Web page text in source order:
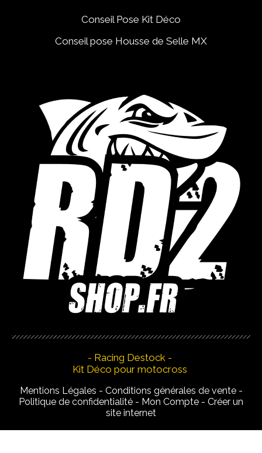
Conseil Pose Kit Déco
Conseil pose Housse de Selle MX
- Racing Destock -
Kit Déco pour motocross
Mentions Légales
Conditions générales de vente
Politique de confidentialité
Mon Compte
Créer un
site internet